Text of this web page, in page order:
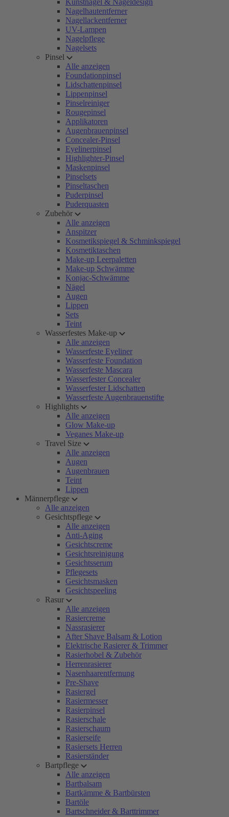
Kunstnägel & Nageldesign
Nagelhautentferner
Nagellackentferner
UV-Lampen
Nagelpflege
Nagelsets
Pinsel
Alle anzeigen
Foundationpinsel
Lidschattenpinsel
Lippenpinsel
Pinselreiniger
Rougepinsel
Applikatoren
Augenbrauenpinsel
Concealer-Pinsel
Eyelinerpinsel
Highlighter-Pinsel
Maskenpinsel
Pinselsets
Pinseltaschen
Puderpinsel
Puderquasten
Zubehör
Alle anzeigen
Anspitzer
Kosmetikspiegel & Schminkspiegel
Kosmetiktaschen
Make-up Leerpaletten
Make-up Schwämme
Konjac-Schwämme
Nägel
Augen
Lippen
Sets
Teint
Wasserfestes Make-up
Alle anzeigen
Wasserfeste Eyeliner
Wasserfeste Foundation
Wasserfeste Mascara
Wasserfester Concealer
Wasserfester Lidschatten
Wasserfeste Augenbrauenstifte
Highlights
Alle anzeigen
Glow Make-up
Veganes Make-up
Travel Size
Alle anzeigen
Augen
Augenbrauen
Teint
Lippen
Männerpflege
Alle anzeigen
Gesichtspflege
Alle anzeigen
Anti-Aging
Gesichtscreme
Gesichtsreinigung
Gesichtsserum
Pflegesets
Gesichtsmasken
Gesichtspeeling
Rasur
Alle anzeigen
Rasiercreme
Nassrasierer
After Shave Balsam & Lotion
Elektrische Rasierer & Trimmer
Rasierhobel & Zubehör
Herrenrasierer
Nasenhaarentfernung
Pre-Shave
Rasiergel
Rasiermesser
Rasierpinsel
Rasierschale
Rasierschaum
Rasierseife
Rasiersets Herren
Rasierständer
Bartpflege
Alle anzeigen
Bartbalsam
Bartkämme & Bartbürsten
Bartöle
Bartschneider & Barttrimmer